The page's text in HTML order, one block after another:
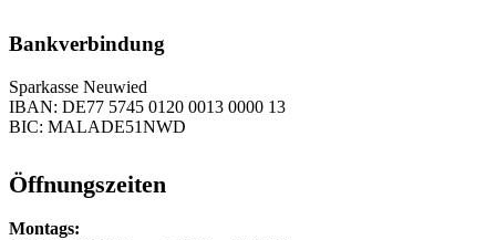
Bankverbindung
Sparkasse Neuwied
IBAN: DE77 5745 0120 0013 0000 13
BIC: MALADE51NWD
Öffnungszeiten
Montags: